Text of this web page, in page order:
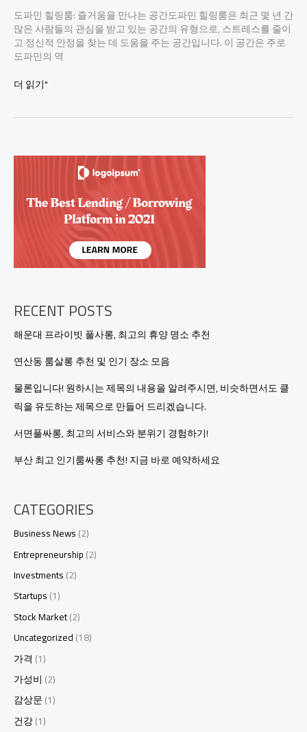
도파민 힐링룸: 즐거움을 만나는 공간도파민 힐링룸은 최근 몇 년 간
많은 사람들의 관심을 받고 있는 공간의 유형으로, 스트레스를 줄이
고 정신적 안정을 찾는 데 도움을 주는 공간입니다. 이 공간은 주로
도파민의 역
도
룸:
더 읽기"
RECENT POSTS
해운대 프라이빗 풀사롱, 최고의 휴양 명소 추천
연산동 룸살롱 추천 및 인기 장소 모음
물론입니다! 원하시는 제목의 내용을 알려주시면, 비슷하면서도 클
릭을 유도하는 제목으로 만들어 드리겠습니다.
서면풀싸롱, 최고의 서비스와 분위기 경험하기!
부산 최고 인기룸싸롱 추천! 지금 바로 예약하세요
CATEGORIES
Business News(2)
Entrepreneurship(2)
Investments(2)
Startups(1)
Stock Market(2)
Uncategorized(18)
가격 (1)
가성비 (2)
감상문(1)
건강(1)